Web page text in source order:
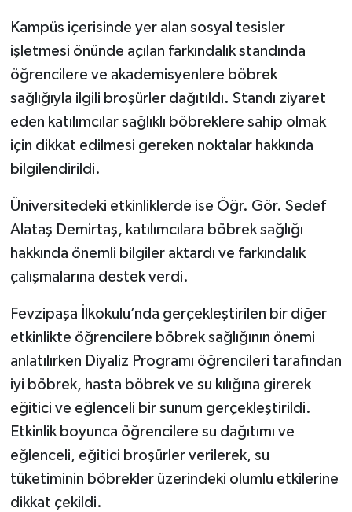
Kampüs içerisinde yer alan sosyal tesisler
işletmesi önünde açılan farkındalık standında
öğrencilere ve akademisyenlere böbrek
sağlığıyla ilgili broşürler dağıtıldı. Standı ziyaret
eden katılımcılar sağlıklı böbreklere sahip olmak
için dikkat edilmesi gereken noktalar hakkında
bilgilendirildi.
Üniversitedeki etkinliklerde ise Öğr. Gör. Sedef
Alataş Demirtaş, katılımcılara böbrek sağlığı
hakkında önemli bilgiler aktardı ve farkındalık
çalışmalarına destek verdi.
Fevzipaşa İlkokulu’nda gerçekleştirilen bir diğer
etkinlikte öğrencilere böbrek sağlığının önemi
anlatılırken Diyaliz Programı öğrencileri tarafından
iyi böbrek, hasta böbrek ve su kılığına girerek
eğitici ve eğlenceli bir sunum gerçekleştirildi.
Etkinlik boyunca öğrencilere su dağıtımı ve
eğlenceli, eğitici broşürler verilerek, su
tüketiminin böbrekler üzerindeki olumlu etkilerine
dikkat çekildi.